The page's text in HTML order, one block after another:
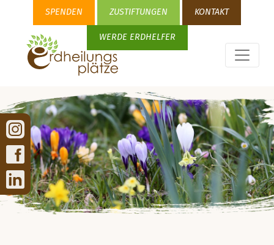
SPENDEN ZUSTIFTUNGEN KONTAKT
WERDE ERDHELFER